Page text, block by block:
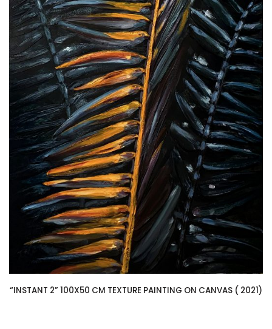
“INSTANT 2” 100X50 CM TEXTURE PAINTING ON CANVAS ( 2021)